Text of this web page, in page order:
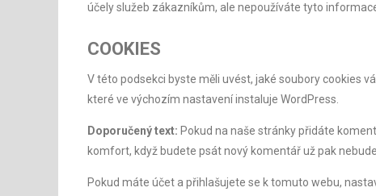
účely služeb zákazníkům, ale nepoužíváte tyto
COOKIES
V této podsekci byste měli uvést, jaké soubory cookies
které ve výchozím nastavení instaluje WordPress.
Doporučený text: Pokud na naše stránky přidáte
komfort, když budete psát nový komentář už pak
Pokud máte účet a přihlašujete se k tomuto webu,